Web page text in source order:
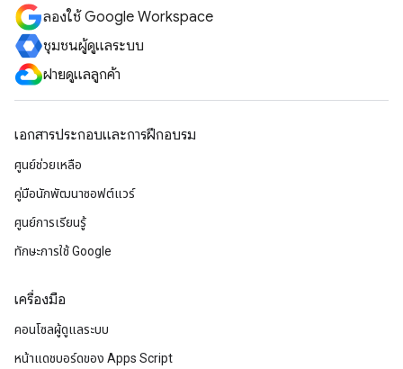
ลองใช้ Google Workspace
ชุมชนผู้ดูแลระบบ
ฝ่ายดูแลลูกค้า
เอกสารประกอบและการฝึกอบรม
ศูนย์ช่วยเหลือ
คู่มือนักพัฒนาซอฟต์แวร์
ศูนย์การเรียนรู้
ทักษะการใช้ Google
เครื่องมือ
คอนโซลผู้ดูแลระบบ
หน้าแดชบอร์ดของ Apps Script